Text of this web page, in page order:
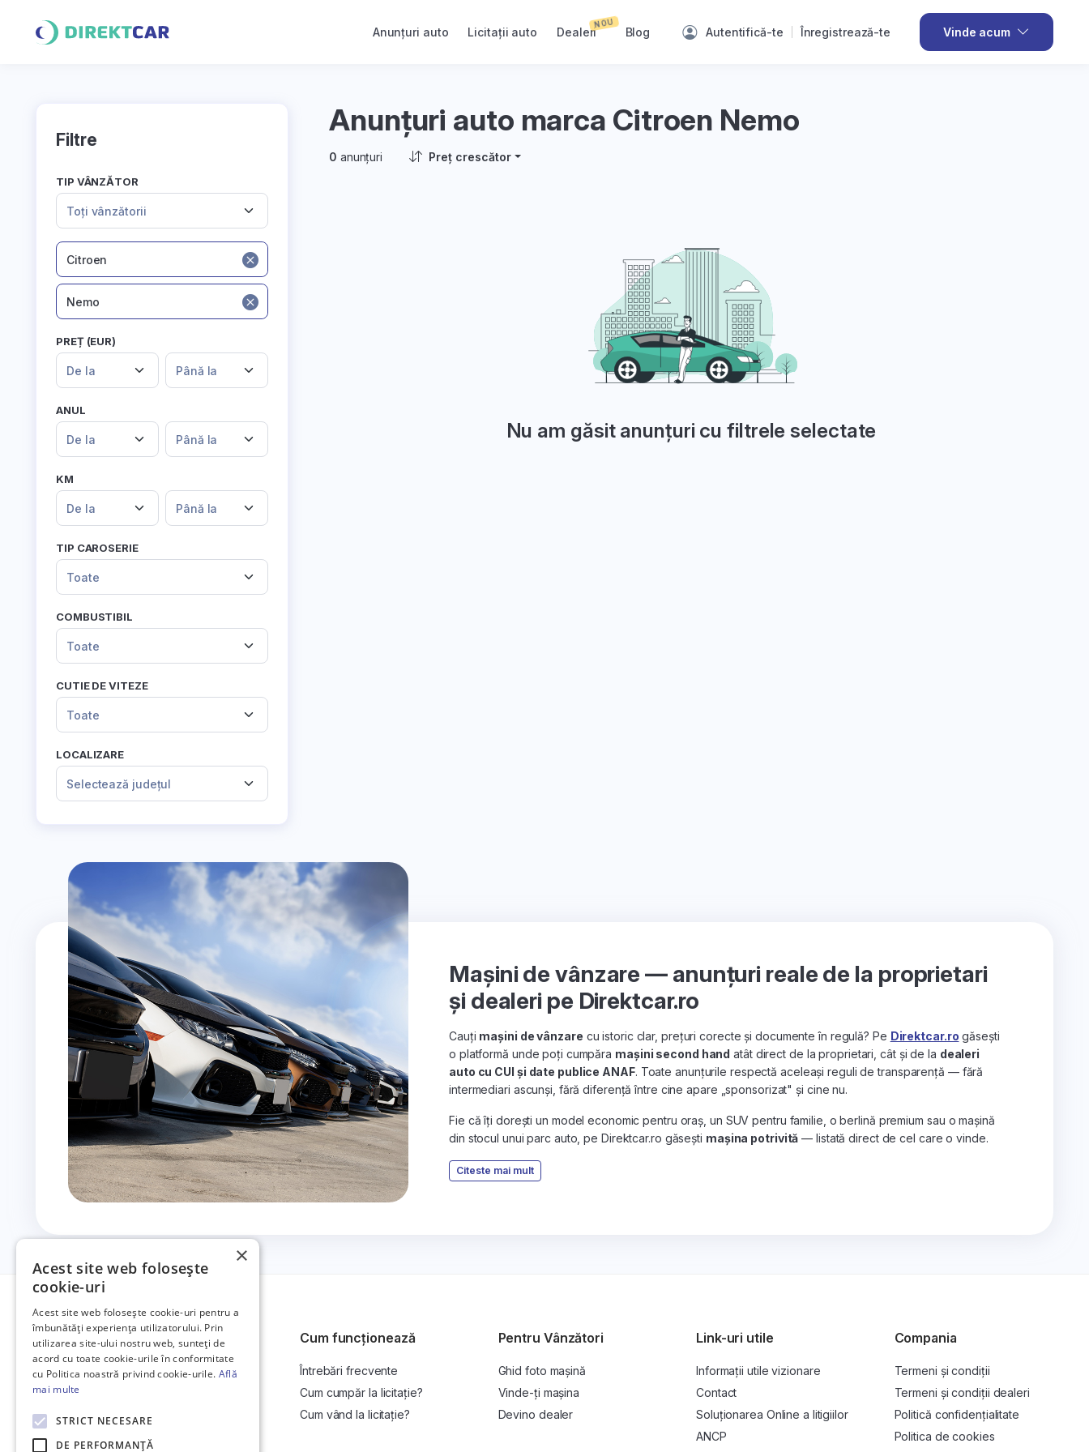
Anunțuri auto Licitații auto Dealeri
NOU
Blog Autentifică-te Înregistrează-te Vinde acum
Filtre
TIP VÂNZĂTOR
Toți vânzătorii
Citroen
Nemo
PREȚ (EUR)
De la Până la
ANUL
De la Până la
KM
De la Până la
TIP CAROSERIE
Toate
COMBUSTIBIL
Toate
CUTIE DE VITEZE
Toate
LOCALIZARE
Selectează județul
Anunțuri auto marca Citroen Nemo
0 anunțuri Preț crescător
Nu am găsit anunțuri cu filtrele selectate
Mașini de vânzare — anunțuri reale de la proprietari
și dealeri pe Direktcar.ro
Cauți mașini de vânzare cu istoric clar, prețuri corecte și documente în regulă? Pe Direktcar.ro găsești
o platformă unde poți cumpăra mașini second hand atât direct de la proprietari, cât și de la dealeri
auto cu CUI și date publice ANAF. Toate anunțurile respectă aceleași reguli de transparență — fără
intermediari ascunși, fără diferență între cine apare „sponsorizat" și cine nu.
Fie că îți dorești un model economic pentru oraș, un SUV pentru familie, o berlină premium sau o mașină
din stocul unui parc auto, pe Direktcar.ro găsești mașina potrivită — listată direct de cel care o vinde.
Citeste mai mult
Platformă de anunțuri auto și licitații
auto online.
Cum funcționează
Întrebări frecvente
Cum cumpăr la licitație?
Cum vând la licitație?
Pentru Vânzători
Ghid foto mașină
Vinde-ți mașina
Devino dealer
Link-uri utile
Informații utile vizionare
Contact
Soluționarea Online a litigiilor
ANCP
Compania
Termeni și condiții
Termeni și condiții dealeri
Politică confidențialitate
Politica de cookies
×
Acest site web folosește
cookie-uri
Acest site web folosește cookie-uri pentru a
îmbunătăți experiența utilizatorului. Prin
utilizarea site-ului nostru web, sunteți de
acord cu toate cookie-urile în conformitate
cu Politica noastră privind cookie-urile. Află
mai multe
STRICT NECESARE
DE PERFORMANȚĂ